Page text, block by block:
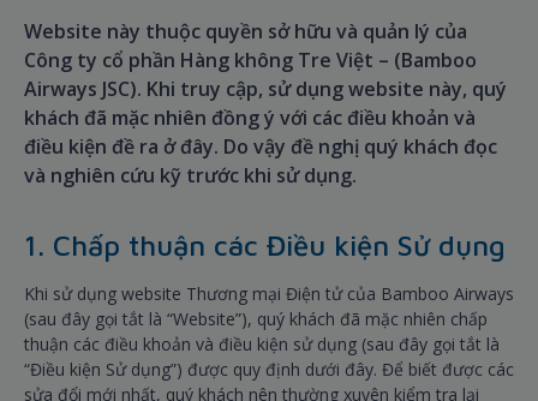
Website này thuộc quyền sở hữu và quản lý của
Công ty cổ phần Hàng không Tre Việt – (Bamboo
Airways JSC). Khi truy cập, sử dụng website này, quý
khách đã mặc nhiên đồng ý với các điều khoản và
điều kiện đề ra ở đây. Do vậy đề nghị quý khách đọc
và nghiên cứu kỹ trước khi sử dụng.
1. Chấp thuận các Điều kiện Sử dụng
Khi sử dụng website Thương mại Điện tử của Bamboo Airways
(sau đây gọi tắt là “Website”), quý khách đã mặc nhiên chấp
thuận các điều khoản và điều kiện sử dụng (sau đây gọi tắt là
“Điều kiện Sử dụng”) được quy định dưới đây. Để biết được các
sửa đổi mới nhất, quý khách nên thường xuyên kiểm tra lại